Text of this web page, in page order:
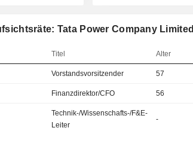
Tata Power Company Limited
Titel Alter
Vorstandsvorsitzender 57
Finanzdirektor/CFO 56
Technik-/Wissenschafts-/F&E-
Leiter
-